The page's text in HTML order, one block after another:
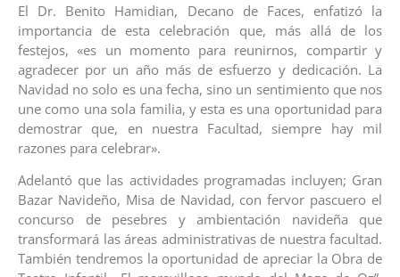
El Dr. Benito Hamidian, Decano de Faces, enfatizó la
importancia de esta celebración que, más allá de los
festejos, «es un momento para reunirnos, compartir y
agradecer por un año más de esfuerzo y dedicación. La
Navidad no solo es una fecha, sino un sentimiento que nos
une como una sola familia, y esta es una oportunidad para
demostrar que, en nuestra Facultad, siempre hay mil
razones para celebrar».
‎‎Adelantó que las actividades programadas incluyen; Gran
Bazar Navideño, Misa de Navidad, con fervor pascuero el
concurso de pesebres y ambientación navideña que
transformará las áreas administrativas de nuestra facultad.
También tendremos la oportunidad de apreciar la Obra de